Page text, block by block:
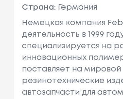
Страна: Германия
Немецкая компания
деятельность в 1999
специализируется на
инновационных
поставляет на
резинотехнические
автозапчасти для